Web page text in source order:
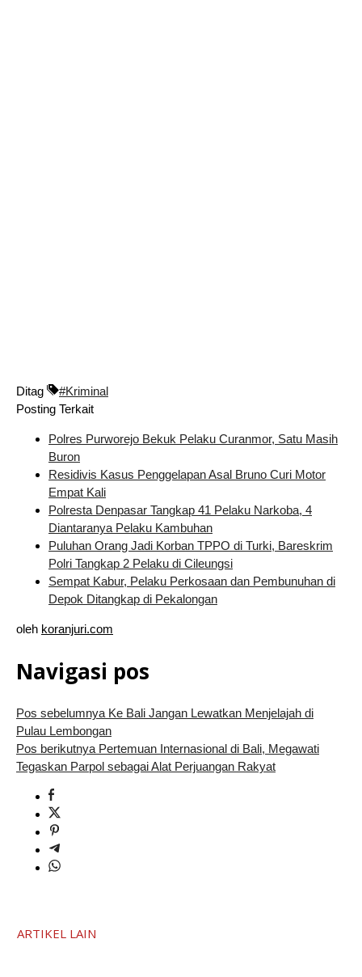
Ditag
#Kriminal
Posting Terkait
Polres Purworejo Bekuk Pelaku Curanmor, Satu Masih
Buron
Residivis Kasus Penggelapan Asal Bruno Curi Motor
Empat Kali
Polresta Denpasar Tangkap 41 Pelaku Narkoba, 4
Diantaranya Pelaku Kambuhan
Puluhan Orang Jadi Korban TPPO di Turki, Bareskrim
Polri Tangkap 2 Pelaku di Cileungsi
Sempat Kabur, Pelaku Perkosaan dan Pembunuhan di
Depok Ditangkap di Pekalongan
oleh koranjuri.com
Navigasi pos
Pos sebelumnyaKe Bali Jangan Lewatkan Menjelajah di
Pulau Lembongan
Pos berikutnyaPertemuan Internasional di Bali, Megawati
Tegaskan Parpol sebagai Alat Perjuangan Rakyat
ARTIKEL LAIN